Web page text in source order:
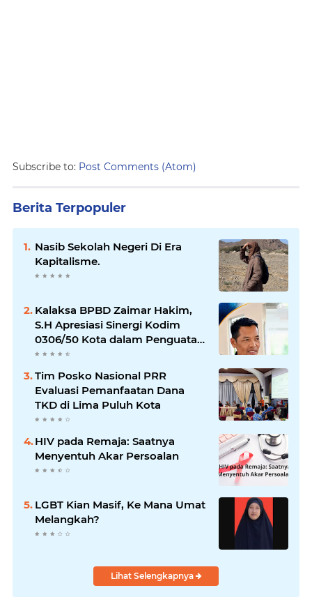
Subscribe to: Post Comments (Atom)
Berita Terpopuler
Nasib Sekolah Negeri Di Era
Kapitalisme.
Kalaksa BPBD Zaimar Hakim,
S.H Apresiasi Sinergi Kodim
0306/50 Kota dalam Penguatan
Mitigasi dan Penanganan
Bencana
Tim Posko Nasional PRR
Evaluasi Pemanfaatan Dana
TKD di Lima Puluh Kota
HIV pada Remaja: Saatnya
Menyentuh Akar Persoalan
LGBT Kian Masif, Ke Mana Umat
Melangkah?
Lihat Selengkapnya